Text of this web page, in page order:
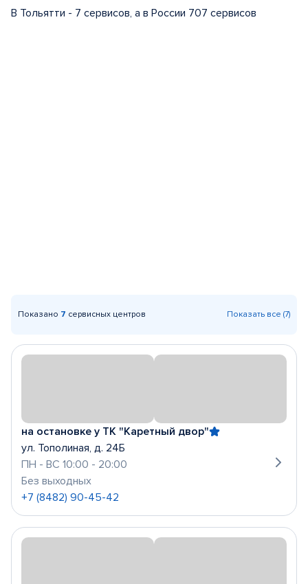
В Тольятти - 7 сервисов, а в России 707 сервисов
Показано 7 сервисных центров Показать все (7)
на остановке у ТК "Каретный двор"
ул. Тополиная, д. 24Б
ПН - ВС 10:00 - 20:00
Без выходных
+7 (8482) 90-45-42